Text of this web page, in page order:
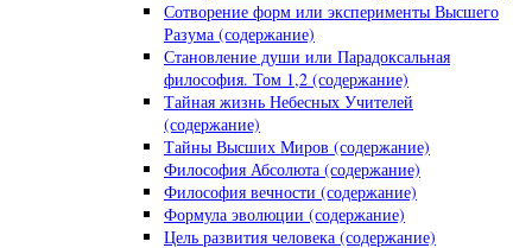
Сотворение форм или эксперименты Высшего
Разума (содержание)
Становление души или Парадоксальная
философия. Том 1,2 (содержание)
Тайная жизнь Небесных Учителей
(содержание)
Тайны Высших Миров (содержание)
Философия Абсолюта (содержание)
Философия вечности (содержание)
Формула эволюции (содержание)
Цель развития человека (содержание)